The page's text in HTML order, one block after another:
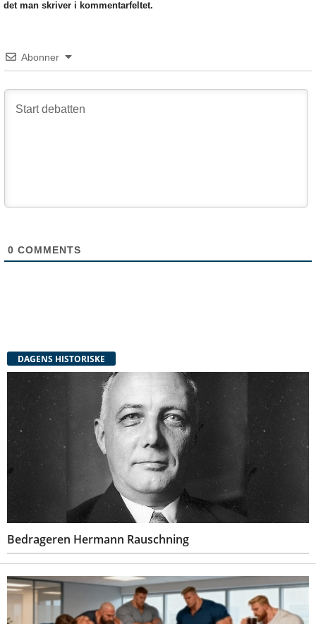
det man skriver i kommentarfeltet.
Abonner
0 COMMENTS
DAGENS HISTORISKE
Bedrageren Hermann Rauschning